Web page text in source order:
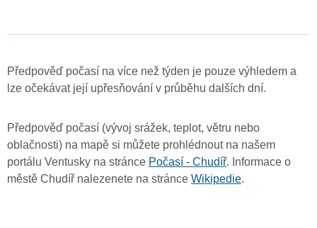
Předpověď počasí na více než týden je pouze výhledem a
lze očekávat její upřesňování v průběhu dalších dní.
Předpověď počasí (vývoj srážek, teplot, větru nebo
oblačnosti) na mapě si můžete prohlédnout na našem
portálu Ventusky na stránce Počasí - Chudíř. Informace o
městě Chudíř nalezenete na stránce Wikipedie.